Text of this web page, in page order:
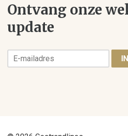
Ontvang onze
update